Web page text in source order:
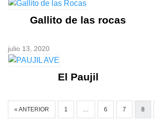
Gallito de las rocas
julio 13, 2020
El Paujil
« ANTERIOR 1 6 7 8